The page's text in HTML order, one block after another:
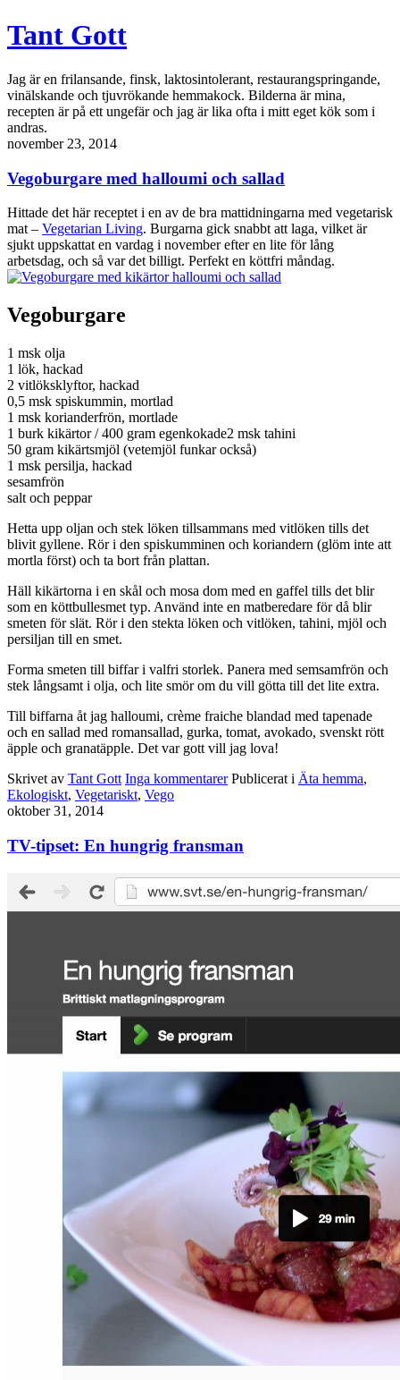
Tant Gott
Jag är en frilansande, finsk, laktosintolerant, restaurangspringande,
vinälskande och tjuvrökande hemmakock. Bilderna är mina,
recepten är på ett ungefär och jag är lika ofta i mitt eget kök som i
andras.
november 23, 2014
Vegoburgare med halloumi och sallad
Hittade det här receptet i en av de bra mattidningarna med vegetarisk
mat – Vegetarian Living. Burgarna gick snabbt att laga, vilket är
sjukt uppskattat en vardag i november efter en lite för lång
arbetsdag, och så var det billigt. Perfekt en köttfri måndag.
Vegoburgare
1 msk olja
1 lök, hackad
2 vitlöksklyftor, hackad
0,5 msk spiskummin, mortlad
1 msk korianderfrön, mortlade
1 burk kikärtor / 400 gram egenkokade2 msk tahini
50 gram kikärtsmjöl (vetemjöl funkar också)
1 msk persilja, hackad
sesamfrön
salt och peppar
Hetta upp oljan och stek löken tillsammans med vitlöken tills det
blivit gyllene. Rör i den spiskumminen och koriandern (glöm inte att
mortla först) och ta bort från plattan.
Häll kikärtorna i en skål och mosa dom med en gaffel tills det blir
som en köttbullesmet typ. Använd inte en matberedare för då blir
smeten för slät. Rör i den stekta löken och vitlöken, tahini, mjöl och
persiljan till en smet.
Forma smeten till biffar i valfri storlek. Panera med semsamfrön och
stek långsamt i olja, och lite smör om du vill götta till det lite extra.
Till biffarna åt jag halloumi, crème fraiche blandad med tapenade
och en sallad med romansallad, gurka, tomat, avokado, svenskt rött
äpple och granatäpple. Det var gott vill jag lova!
Skrivet av Tant Gott Inga kommentarer Publicerat i Äta hemma,
Ekologiskt, Vegetariskt, Vego
oktober 31, 2014
TV-tipset: En hungrig fransman